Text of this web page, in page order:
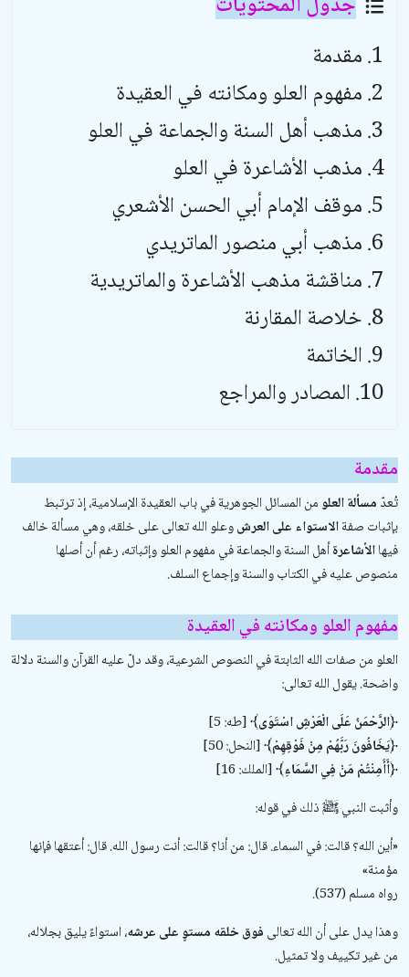
مقدمة
مفهوم العلو ومكانته في العقيدة
مذهب أهل السنة والجماعة في العلو
مذهب الأشاعرة في العلو
موقف الإمام أبي الحسن الأشعري
مذهب أبي منصور الماتريدي
مناقشة مذهب الأشاعرة والماتريدية
خلاصة المقارنة
الخاتمة
المصادر والمراجع
مقدمة
تُعدّمسألة العلومن المسائل الجوهرية في باب العقيدة الإسلامية، إذ ترتبط
بإثبات صفةالاستواء على العرشوعلو الله تعالى على خلقه، وهي مسألة خالف
فيهاالأشاعرةأهل السنة والجماعة في مفهوم العلو وإثباته، رغم أن أصلها
منصوص عليه في الكتاب والسنة وإجماع السلف.
مفهوم العلو ومكانته في العقيدة
العلو من صفات الله الثابتة في النصوص الشرعية، وقد دلّ عليه القرآن والسنة دلالة
واضحة. يقول الله تعالى:
﴿الرَّحْمَنُ عَلَى الْعَرْشِ اسْتَوَى﴾[طه: 5]
﴿يَخَافُونَ رَبَّهُمْ مِنْ فَوْقِهِمْ﴾[النحل: 50]
﴿أَأَمِنْتُمْ مَنْ فِي السَّمَاءِ﴾[الملك: 16]
وأثبت النبي ﷺ ذلك في قوله:
«أين الله؟ قالت: في السماء. قال: من أنا؟ قالت: أنت رسول الله. قال: أعتقها فإنها
مؤمنة»
رواه مسلم (537).
وهذا يدل على أن الله تعالىفوق خلقه مستوٍ على عرشه، استواءً يليق بجلاله،
من غير تكييف ولا تمثيل.